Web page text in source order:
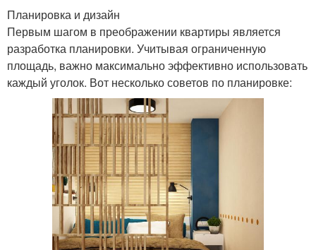
Планировка и дизайн
Первым шагом в преображении квартиры является
разработка планировки. Учитывая ограниченную
площадь, важно максимально эффективно использовать
каждый уголок. Вот несколько советов по планировке: